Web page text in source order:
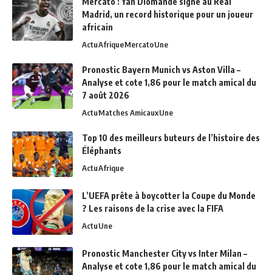
Madrid, un record historique pour un joueur
africain
ActuAfriqueMercatoUne
Pronostic Bayern Munich vs Aston Villa –
Analyse et cote 1,86 pour le match amical du
7 août 2026
ActuMatches AmicauxUne
Top 10 des meilleurs buteurs de l’histoire des
Éléphants
ActuAfrique
L’UEFA prête à boycotter la Coupe du Monde
? Les raisons de la crise avec la FIFA
ActuUne
Pronostic Manchester City vs Inter Milan –
Analyse et cote 1,86 pour le match amical du